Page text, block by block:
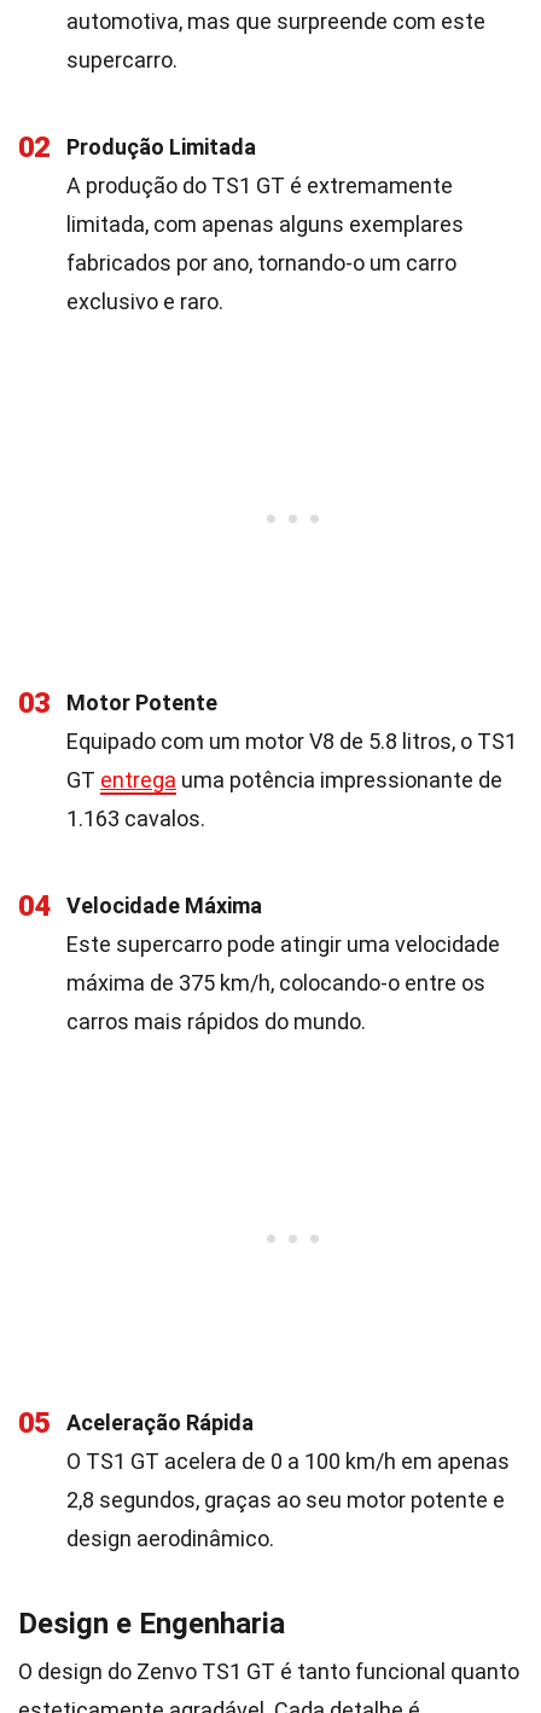
automotiva, mas que surpreende com este
supercarro.
02
Produção Limitada
A produção do TS1 GT é extremamente
limitada, com apenas alguns exemplares
fabricados por ano, tornando-o um carro
exclusivo e raro.
03
Motor Potente
Equipado com um motor V8 de 5.8 litros, o TS1
GT entrega uma potência impressionante de
1.163 cavalos.
04
Velocidade Máxima
Este supercarro pode atingir uma velocidade
máxima de 375 km/h, colocando-o entre os
carros mais rápidos do mundo.
05
Aceleração Rápida
O TS1 GT acelera de 0 a 100 km/h em apenas
2,8 segundos, graças ao seu motor potente e
design aerodinâmico.
Design e Engenharia
O design do Zenvo TS1 GT é tanto funcional quanto